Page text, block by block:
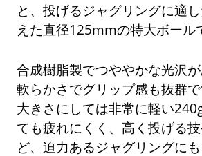
と、投げるジャグリングに適
えた直径125mmの特大ボール
合成樹脂製でつややかな光沢
軟らかさでグリップ感も抜群
大きさにしては非常に軽い
ても疲れにくく、高く投げる
ど、迫力あるジャグリングに